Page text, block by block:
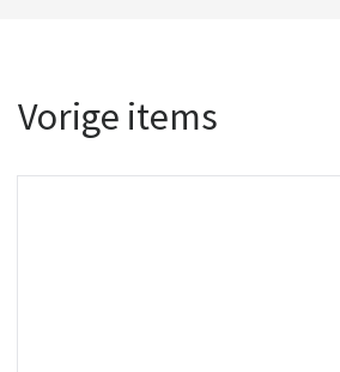
Vorige items